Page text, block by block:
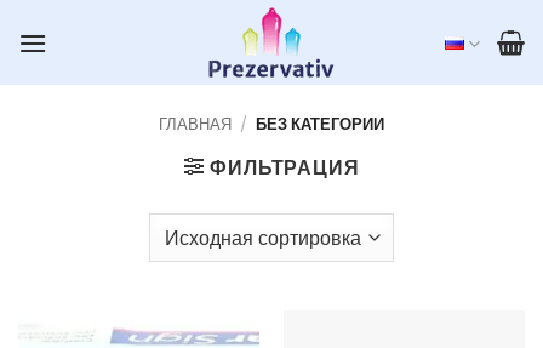
ГЛАВНАЯ / БЕЗ КАТЕГОРИИ
ФИЛЬТРАЦИЯ